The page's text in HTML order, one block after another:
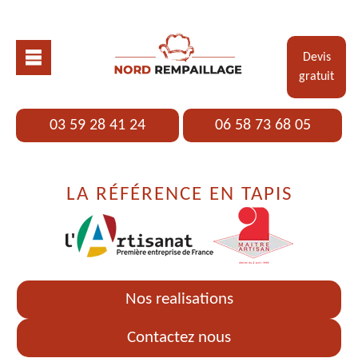
Devis
gratuit
03 59 28 41 24 06 58 73 68 05
LA RÉFÉRENCE EN TAPIS
Nos realisations
Contactez nous